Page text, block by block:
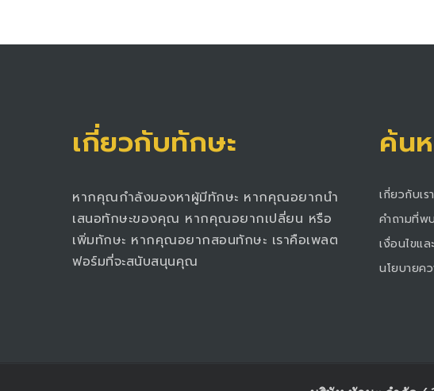
เกี่ยวกับทักษะ
หากคุณกำลังมองหาผู้มีทักษะ หากคุณอยากนำ
เสนอทักษะของคุณ หากคุณอยากเปลี่ยน หรือ
เพิ่มทักษะ หากคุณอยากสอนทักษะ เราคือเพลต
ฟอร์มที่จะสนับสนุนคุณ
ค้น
เกี่ยวกับเรา
คำถามที่พ
เงื่อนไขแ
นโยบายค